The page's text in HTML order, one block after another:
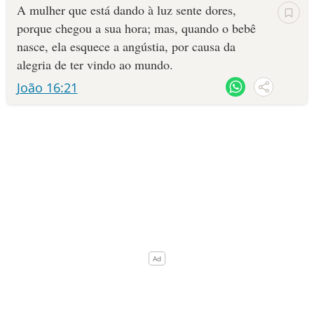
ESTUDOS BÍBLICOS
ESBOÇOS DE PREGAÇÃO
TEMAS
A mulher que está dando à luz sente dores,
porque chegou a sua hora; mas, quando o bebê
nasce, ela esquece a angústia, por causa da
alegria de ter vindo ao mundo.
João 16:21